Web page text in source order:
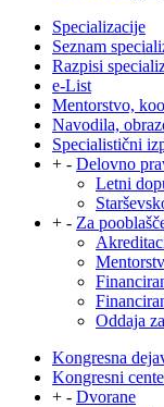
Specializacije
Seznam
Razpisi
e-List
Mentorstvo,
Navodila,
Specialistični
+ - Delovno
Letni
+ - Za
Oddaja
Kongresna
Kongresni
+ - Dvorane